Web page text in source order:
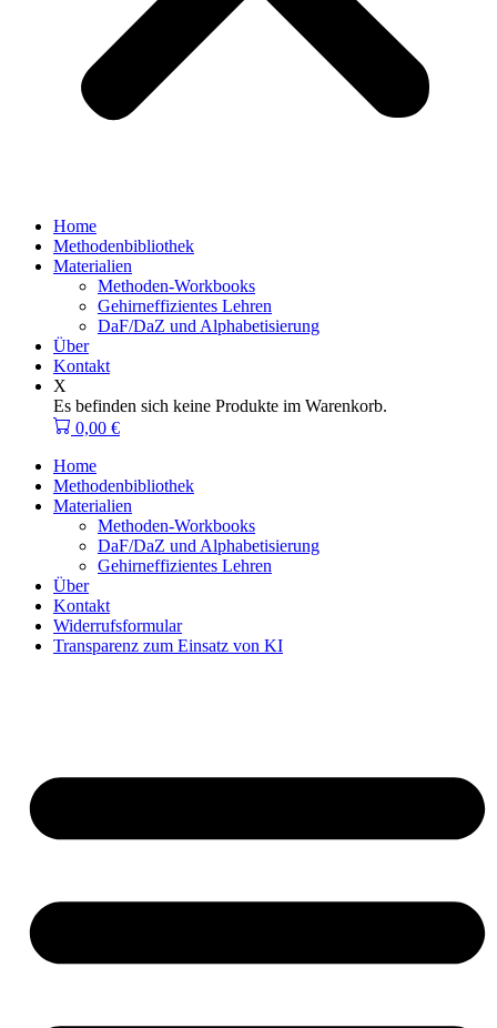
Home
Methodenbibliothek
Materialien
Methoden-Workbooks
Gehirneffizientes Lehren
DaF/DaZ und Alphabetisierung
Über
Kontakt
X
Es befinden sich keine Produkte im Warenkorb.
0,00 €
Home
Methodenbibliothek
Materialien
Methoden-Workbooks
DaF/DaZ und Alphabetisierung
Gehirneffizientes Lehren
Über
Kontakt
Widerrufsformular
Transparenz zum Einsatz von KI